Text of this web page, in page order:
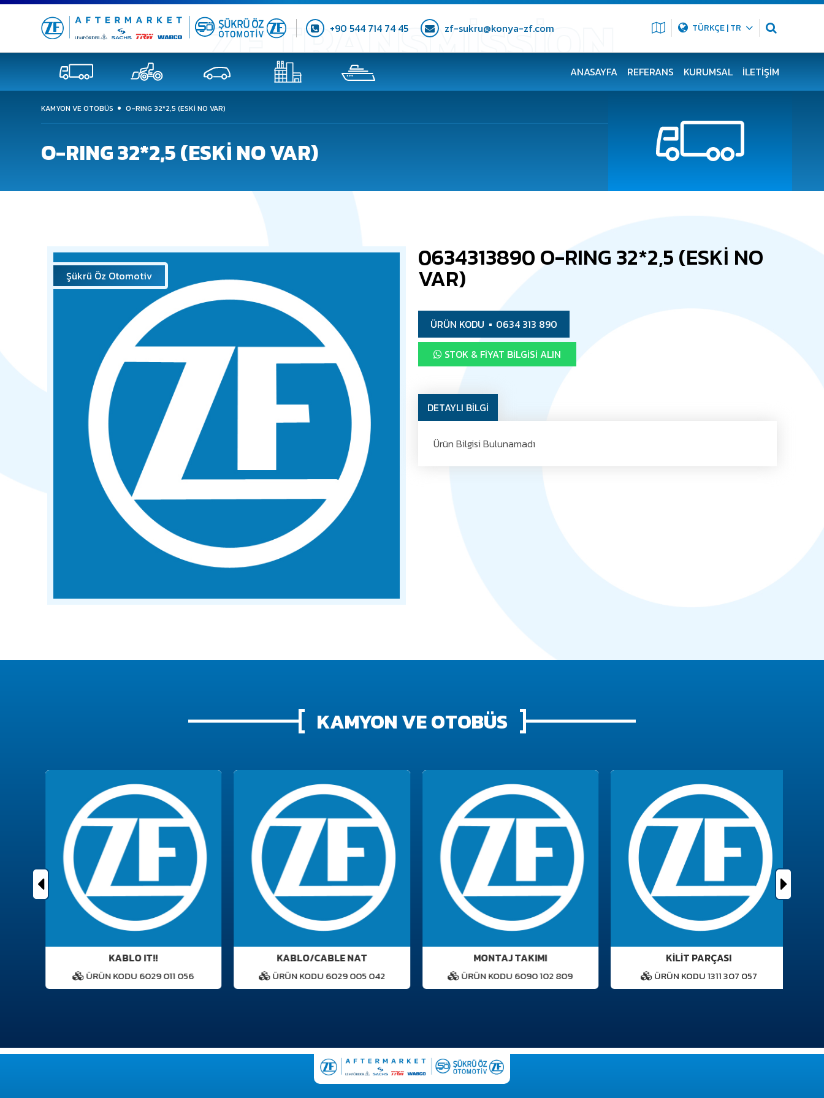
+90 544 714 74 45 zf-sukru@konya-zf.com TÜRKÇE | TR
ANASAYFA REFERANS KURUMSAL İLETIŞIM
KAMYON VE OTOBÜS O-RING 32*2,5 (ESKI NO VAR)
O-RING 32*2,5 (ESKI NO VAR)
Şükrü Öz Otomotiv
0634313890 O-RING 32*2,5 (ESKI NO
VAR)
ÜRÜN KODU 0634 313 890
STOK & FIYAT BILGISI ALIN
DETAYLI BİLGİ
Ürün Bilgisi Bulunamadı
KAMYON VE OTOBÜS
KABLO IT!!
ÜRÜN KODU 6029 011 056
KABLO/CABLE NAT
ÜRÜN KODU 6029 005 042
MONTAJ TAKIMI
ÜRÜN KODU 6090 102 809
KİLİT PARÇASI
ÜRÜN KODU 1311 307 057